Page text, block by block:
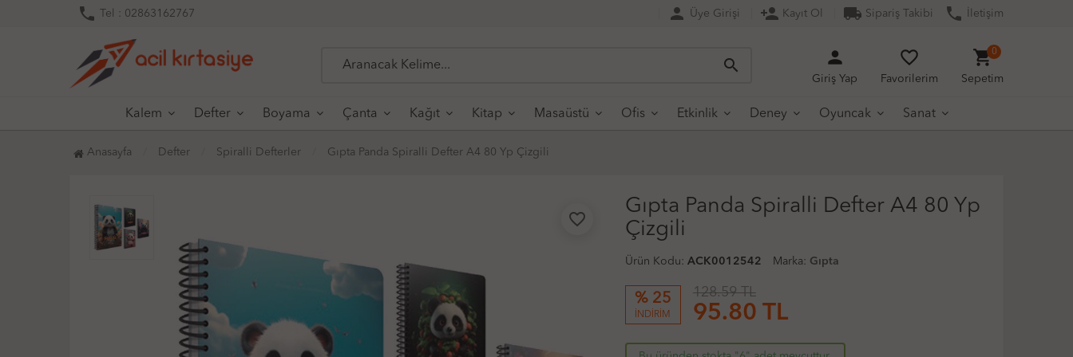
phone Tel : 02863162767 person Üye Girişi person_add Kayıt Ol local_shipping Sipariş Takibi phone İletişim
search person
Giriş Yap
favorite_border
Favorilerim
shopping_cart
Sepetim
0
Kalem Defter Boyama Çanta Kağıt Kitap Masaüstü Ofis Etkinlik Deney Oyuncak Sanat
Anasayfa Defter Spiralli Defterler Gıpta Panda Spiralli Defter A4 80 Yp Çizgili
favorite_border
Gıpta Panda Spiralli Defter A4 80 Yp
Çizgili
Ürün Kodu: ACK0012542 Marka: Gıpta
% 25
İNDİRİM
128.59 TL
95.80 TL